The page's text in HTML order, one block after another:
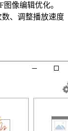
像编辑优化。
、调整播放速度